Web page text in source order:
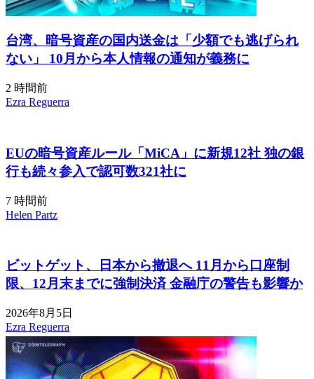
台湾、暗号資産の国内送金は「少額でも逃げられ
ない」 10月から本人情報の通知が義務に
2 時間前
Ezra Reguerra
EUの暗号資産ルール「MiCA」に新規12社 独の銀
行も続々参入で認可数321社に
7 時間前
Helen Partz
ビットゲット、日本から撤退へ 11月から口座制
限、12月末までに強制決済 金融庁の警告も影響か
2026年8月5日
Ezra Reguerra